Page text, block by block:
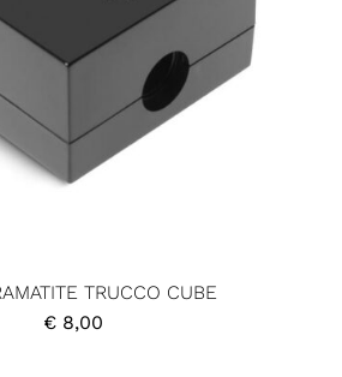
TRUCCO CUBE
€8,00